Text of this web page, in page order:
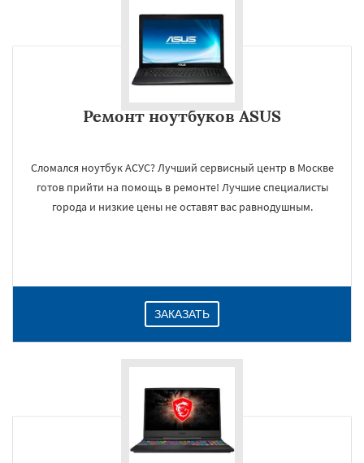
Ремонт ноутбуков ASUS
Сломался ноутбук АСУС? Лучший сервисный центр в Москве
готов прийти на помощь в ремонте! Лучшие специалисты
города и низкие цены не оставят вас равнодушным.
ЗАКАЗАТЬ